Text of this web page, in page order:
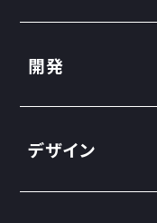
開発
デザイン